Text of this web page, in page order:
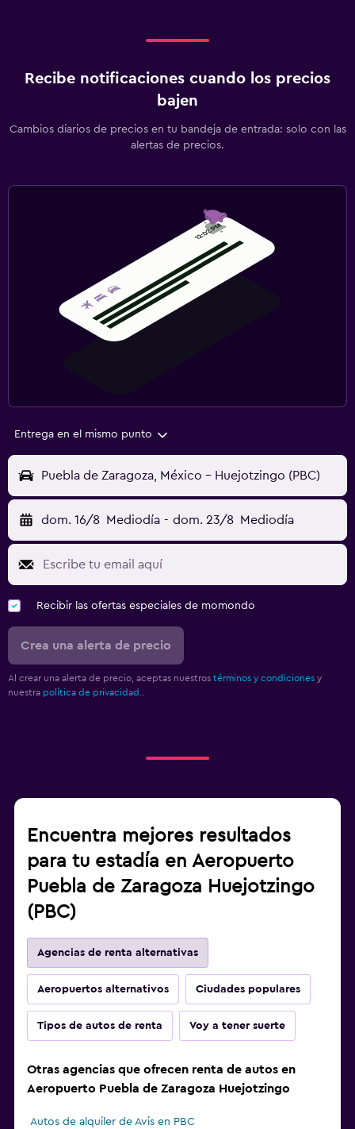
Recibe notificaciones cuando los precios
bajen
Cambios diarios de precios en tu bandeja de entrada: solo con las
alertas de precios.
Entrega en el mismo punto
Puebla de Zaragoza, México - Huejotzingo (PBC)
dom. 16/8 Mediodía - dom. 23/8 Mediodía
Recibir las ofertas especiales de momondo
Crea una alerta de precio
Al crear una alerta de precio, aceptas nuestros términos y condiciones y
nuestra política de privacidad..
Encuentra mejores resultados
para tu estadía en Aeropuerto
Puebla de Zaragoza Huejotzingo
(PBC)
Agencias de renta alternativas
Aeropuertos alternativos Ciudades populares
Tipos de autos de renta Voy a tener suerte
Otras agencias que ofrecen renta de autos en
Aeropuerto Puebla de Zaragoza Huejotzingo
Autos de alquiler de Avis en PBC